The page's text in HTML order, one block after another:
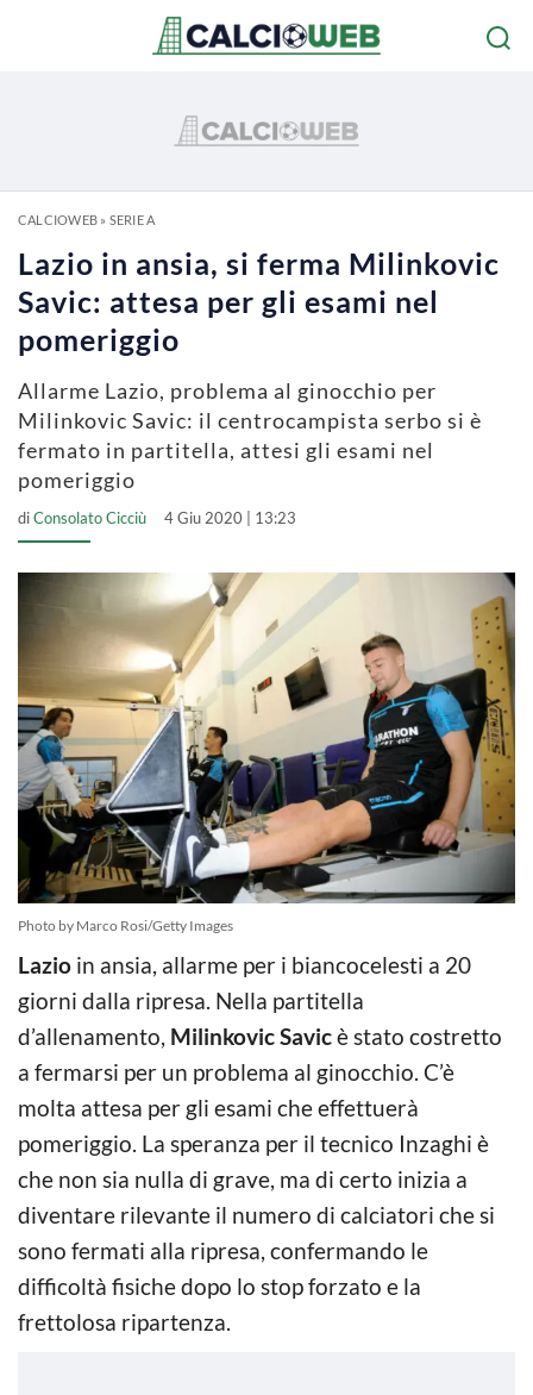
CALCIOWEB» SERIE A
Lazio in ansia, si ferma Milinkovic
Savic: attesa per gli esami nel
pomeriggio
Allarme Lazio, problema al ginocchio per
Milinkovic Savic: il centrocampista serbo si è
fermato in partitella, attesi gli esami nel
pomeriggio
diConsolato Cicciù 4 Giu 2020 | 13:23
Photo by Marco Rosi/Getty Images
Lazio in ansia, allarme per i biancocelesti a 20
giorni dalla ripresa. Nella partitella
d’allenamento, Milinkovic Savicè stato costretto
a fermarsi per un problema al ginocchio. C’è
molta attesa per gli esami che effettuerà
pomeriggio. La speranza per il tecnico Inzaghi è
che non sia nulla di grave, ma di certo inizia a
diventare rilevante il numero di calciatori che si
sono fermati alla ripresa, confermando le
difficoltà fisiche dopo lo stop forzato e la
frettolosa ripartenza.